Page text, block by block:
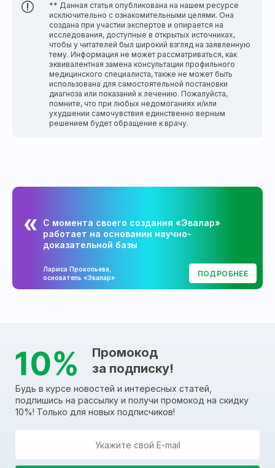
** Данная статья опубликована на нашем ресурсе
исключительно с ознакомительными целями. Она
создана при участии экспертов и опирается на
исследования, доступные в открытых источниках,
чтобы у читателей был широкий взгляд на заявленную
тему. Информация не может рассматриваться, как
эквивалентная замена консультации профильного
медицинского специалиста, также не может быть
использована для самостоятельной постановки
диагноза или показаний к лечению. Пожалуйста,
помните, что при любых недомоганиях и/или
ухудшении самочувствия единственно верным
решением будет обращение к врачу.
С момента своего создания «Эвалар»
работает на основании научно-
доказательной базы
Лариса Прокопьева,
основатель «Эвалар»
ПОДРОБНЕЕ
Промокод
за подписку!
Будь в курсе новостей и интересных статей,
подпишись на рассылку и получи промокод на скидку
10%! Только для новых подписчиков!